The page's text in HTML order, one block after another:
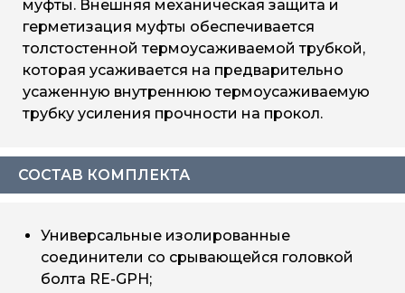
муфты. Внешняя механическая защита и
герметизация муфты обеспечивается
толстостенной термоусаживаемой трубкой,
которая усаживается на предварительно
усаженную внутреннюю термоусаживаемую
трубку усиления прочности на прокол.
СОСТАВ КОМПЛЕКТА
Универсальные изолированные
соединители со срывающейся головкой
болта RE-GPH;